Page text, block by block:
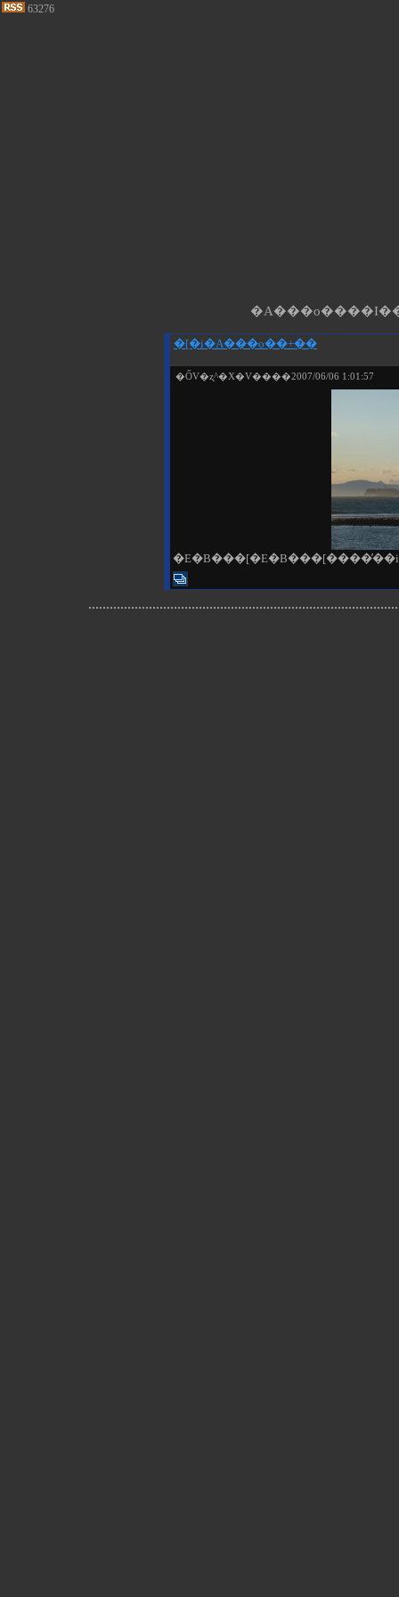
63276
�[�i�A���o��+��
�ŐV�ʐ^�X�V����2007/06/06 1:01:57